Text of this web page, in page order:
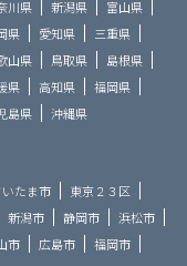
川県 新潟県
富山県
県 愛知県
三重県
山県 鳥取県
島根県
県 高知県
福岡県
島県 沖縄県
いたま市
東京２３区
新潟市 静岡市
浜松市
市 広島市
福岡市